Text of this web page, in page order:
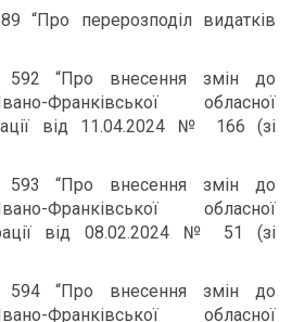
“Про перерозподіл видатків
“Про внесення змін до
Франківської обласної
від 11.04.2024 № 166 (зі
“Про внесення змін до
Франківської обласної
від 08.02.2024 № 51 (зі
“Про внесення змін до
Франківської обласної